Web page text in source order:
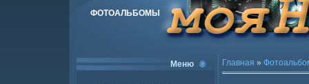
ФОТОАЛЬБОМЫ
Меню Главная »